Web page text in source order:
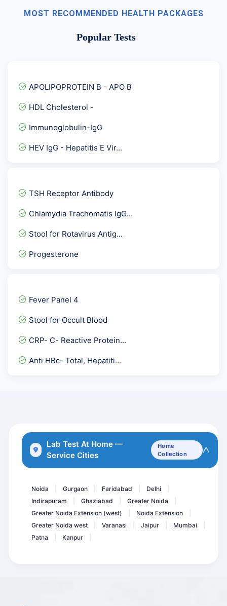
MOST RECOMMENDED HEALTH PACKAGES
Popular Tests
APOLIPOPROTEIN B - APO B
HDL Cholesterol -
Immunoglobulin-IgG
HEV IgG - Hepatitis E Vir...
Anti HAV -IgM Anti Hepat...
Urine R/M - UTI detailed
HOMA- IR - Insulin Resist...
TSH Receptor Antibody
Chlamydia Trachomatis IgG...
Stool for Rotavirus Antig...
Progesterone
Allergy Drugs
Insulin- Random
Urine Protein Electrophor...
Fever Panel 4
Stool for Occult Blood
CRP- C- Reactive Protein...
Anti HBc- Total, Hepatiti...
Pregnancy Care 2.1 @ 57 T...
Thyphi Dot IgG Rapid- Thy...
Lab Test At Home —
Service Cities
Home
Collection
Noida Gurgaon Faridabad Delhi
Indirapuram
Ghaziabad Greater Noida
Greater Noida Extension (west)
Noida Extension
Greater Noida west
Varanasi Jaipur Mumbai
Patna
Kanpur